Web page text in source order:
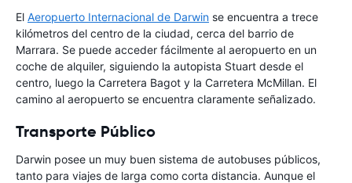
El Aeropuerto Internacional de Darwin se encuentra a trece
kilómetros del centro de la ciudad, cerca del barrio de
Marrara. Se puede acceder fácilmente al aeropuerto en un
coche de alquiler, siguiendo la autopista Stuart desde el
centro, luego la Carretera Bagot y la Carretera McMillan. El
camino al aeropuerto se encuentra claramente señalizado.
Transporte Público
Darwin posee un muy buen sistema de autobuses públicos,
tanto para viajes de larga como corta distancia. Aunque el